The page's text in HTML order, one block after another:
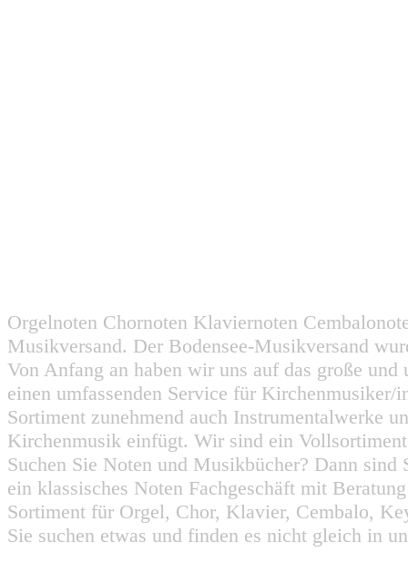
Orgelnoten Chornoten Klaviernoten
Musikversand. Der Bodensee-Musikversand
Von Anfang an haben wir uns auf das große
einen umfassenden Service für
Sortiment zunehmend auch Instrumentalwerke
Kirchenmusik einfügt. Wir sind ein
Suchen Sie Noten und Musikbücher? Dann
ein klassisches Noten Fachgeschäft mit
Sortiment für Orgel, Chor, Klavier, Cembalo,
Sie suchen etwas und finden es nicht gleich in